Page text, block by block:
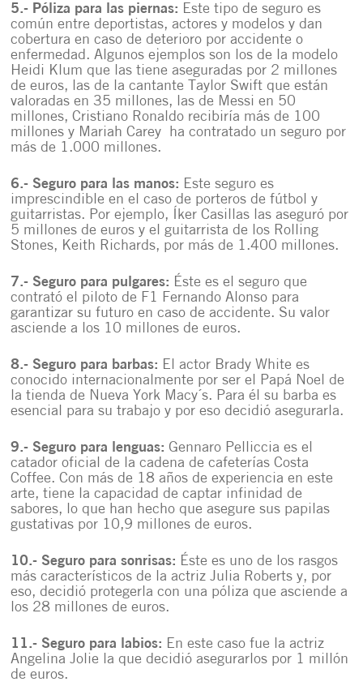
5.- Póliza para las piernas: Este tipo de seguro es
común entre deportistas, actores y modelos y dan
cobertura en caso de deterioro por accidente o
enfermedad. Algunos ejemplos son los de la modelo
Heidi Klum que las tiene aseguradas por 2 millones
de euros, las de la cantante Taylor Swift que están
valoradas en 35 millones, las de Messi en 50
millones, Cristiano Ronaldo recibiría más de 100
millones y Mariah Carey ha contratado un seguro por
más de 1.000 millones.
6.- Seguro para las manos: Este seguro es
imprescindible en el caso de porteros de fútbol y
guitarristas. Por ejemplo, Íker Casillas las aseguró por
5 millones de euros y el guitarrista de los Rolling
Stones, Keith Richards, por más de 1.400 millones.
7.- Seguro para pulgares: Éste es el seguro que
contrató el piloto de F1 Fernando Alonso para
garantizar su futuro en caso de accidente. Su valor
asciende a los 10 millones de euros.
8.- Seguro para barbas: El actor Brady White es
conocido internacionalmente por ser el Papá Noel de
la tienda de Nueva York Macy´s. Para él su barba es
esencial para su trabajo y por eso decidió asegurarla.
9.- Seguro para lenguas: Gennaro Pelliccia es el
catador oficial de la cadena de cafeterías Costa
Coffee. Con más de 18 años de experiencia en este
arte, tiene la capacidad de captar infinidad de
sabores, lo que han hecho que asegure sus papilas
gustativas por 10,9 millones de euros.
10.- Seguro para sonrisas: Éste es uno de los rasgos
más característicos de la actriz Julia Roberts y, por
eso, decidió protegerla con una póliza que asciende a
los 28 millones de euros.
11.- Seguro para labios: En este caso fue la actriz
Angelina Jolie la que decidió asegurarlos por 1 millón
de euros.